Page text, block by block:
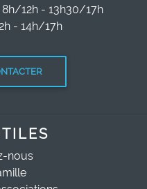
12h - 13h30/17h
- 14h/17h
nous